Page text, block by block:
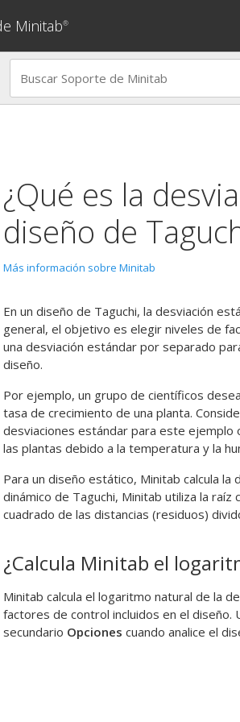
Minitab®
¿Qué es la
diseño de
Más información sobre Minitab
En un diseño de Taguchi, la desviación
general, el objetivo es elegir niveles de
una desviación estándar por separado
diseño.
Por ejemplo, un grupo de científicos
tasa de crecimiento de una planta.
desviaciones estándar para este ejemplo
las plantas debido a la temperatura y la
Para un diseño estático, Minitab calcula
dinámico de Taguchi, Minitab utiliza la raíz
cuadrado de las distancias (residuos)
¿Calcula Minitab el
Minitab calcula el logaritmo natural de la
factores de control incluidos en el
secundario Opciones cuando analice el